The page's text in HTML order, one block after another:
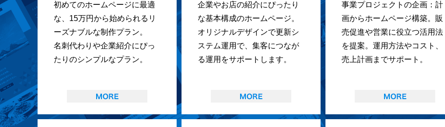
初めてのホームページに最適
な、15万円から始められるリ
ーズナブルな制作プラン。
名刺代わりや企業紹介にぴっ
たりのシンプルなプラン。
企業やお店の紹介にぴったり
な基本構成のホームページ。
オリジナルデザインで更新シ
ステム運用で、集客につなが
る運用をサポートします。
事業プロジェクトの企画：計
画からホームページ構築。販
売促進や営業に役立つ活用法
を提案。運用方法やコスト、
売上計画までサポート。